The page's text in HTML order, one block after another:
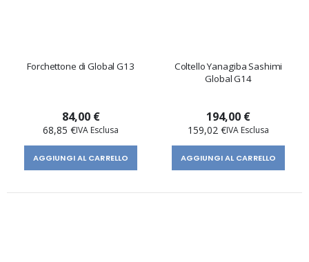
Forchettone di Global G13
84,00 €
68,85 €
AGGIUNGI AL CARRELLO
Coltello Yanagiba Sashimi
Global G14
194,00 €
159,02 €
AGGIUNGI AL CARRELLO